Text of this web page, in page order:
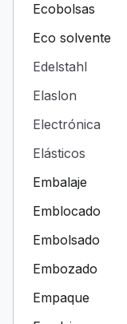
Ecobolsas
Eco solvente
Edelstahl
Elaslon
Electrónica
Elásticos
Embalaje
Emblocado
Embolsado
Embozado
Empaque